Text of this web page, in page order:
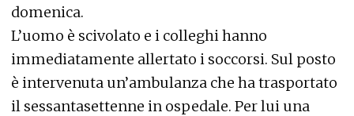
domenica.
L’uomo è scivolato e i colleghi hanno
immediatamente allertato i soccorsi. Sul posto
è intervenuta un’ambulanza che ha trasportato
il sessantasettenne in ospedale. Per lui una